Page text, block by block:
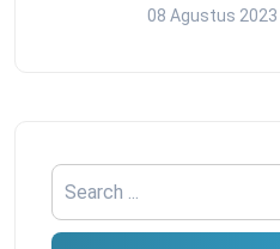
08 Agustus 2023